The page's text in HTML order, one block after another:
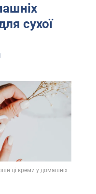
сухої
ці креми у домашніх